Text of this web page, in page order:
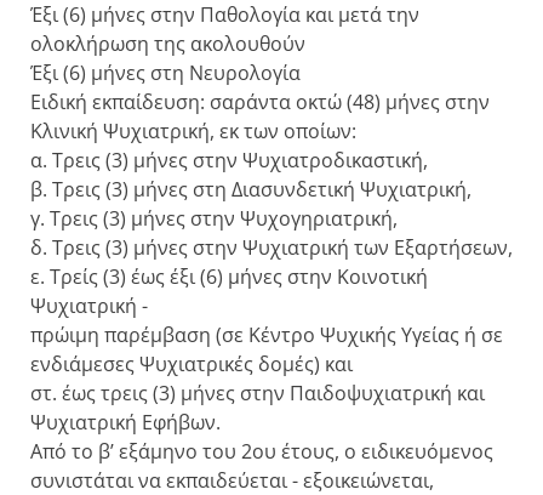
Έξι (6) μήνες στην Παθολογία και μετά την
ολοκλήρωση της ακολουθούν
Έξι (6) μήνες στη Νευρολογία
Ειδική εκπαίδευση: σαράντα οκτώ (48) μήνες στην
Κλινική Ψυχιατρική, εκ των οποίων:
α. Τρεις (3) μήνες στην Ψυχιατροδικαστική,
β. Τρεις (3) μήνες στη Διασυνδετική Ψυχιατρική,
γ. Τρεις (3) μήνες στην Ψυχογηριατρική,
δ. Τρεις (3) μήνες στην Ψυχιατρική των Εξαρτήσεων,
ε. Τρείς (3) έως έξι (6) μήνες στην Κοινοτική
Ψυχιατρική -
πρώιμη παρέμβαση (σε Κέντρο Ψυχικής Υγείας ή σε
ενδιάμεσες Ψυχιατρικές δομές) και
στ. έως τρεις (3) μήνες στην Παιδοψυχιατρική και
Ψυχιατρική Εφήβων.
Από το β’ εξάμηνο του 2ου έτους, ο ειδικευόμενος
συνιστάται να εκπαιδεύεται - εξοικειώνεται,